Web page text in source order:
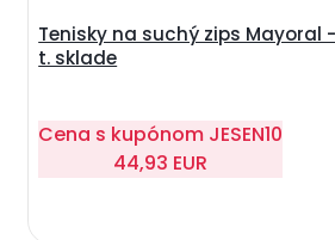
Tenisky na suchý zips Mayoral
t. sklade
Cena s kupónom JESEN10
44,93 EUR